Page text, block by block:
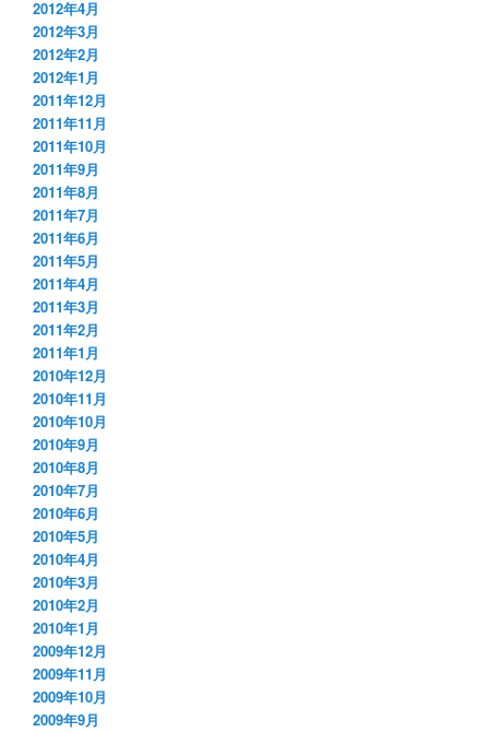
2012年4月
2012年3月
2012年2月
2012年1月
2011年12月
2011年11月
2011年10月
2011年9月
2011年8月
2011年7月
2011年6月
2011年5月
2011年4月
2011年3月
2011年2月
2011年1月
2010年12月
2010年11月
2010年10月
2010年9月
2010年8月
2010年7月
2010年6月
2010年5月
2010年4月
2010年3月
2010年2月
2010年1月
2009年12月
2009年11月
2009年10月
2009年9月